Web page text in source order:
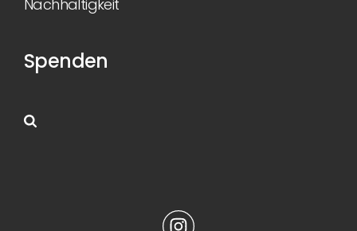
Nachhaltigkeit
Spenden